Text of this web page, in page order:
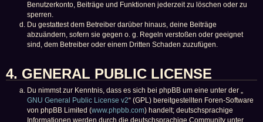
Benutzerkonto, Beiträge und Funktionen jederzeit zu löschen oder zu
sperren.
Du gestattest dem Betreiber darüber hinaus, deine Beiträge
abzuändern, sofern sie gegen o. g. Regeln verstoßen oder geeignet
sind, dem Betreiber oder einem Dritten Schaden zuzufügen.
4. GENERAL PUBLIC LICENSE
Du nimmst zur Kenntnis, dass es sich bei phpBB um eine unter der „
GNU General Public License v2“ (GPL) bereitgestellten Foren-Software
von phpBB Limited (www.phpbb.com) handelt; deutschsprachige
Informationen werden durch die deutschsprachige Community unter